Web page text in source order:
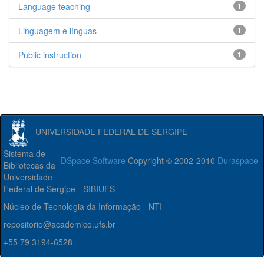
1
Language teaching
1
Linguagem e línguas
1
Public instruction
UNIVERSIDADE FEDERAL DE SERGIPE
DSpace Software Copyright © 2002-2010 Duraspace
Sistema de
Bibliotecas da
Universidade
Federal de Sergipe - SIBIUFS
Núcleo de Tecnologia da Informação - NTI
repositorio@academico.ufs.br
+55 79 3194-6528